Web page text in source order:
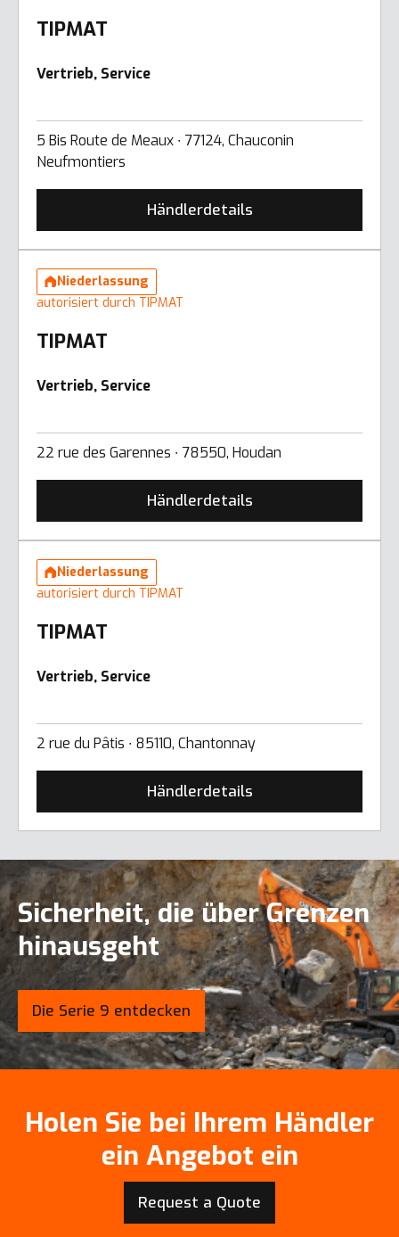
TIPMAT
Vertrieb, Service
5 Bis Route de Meaux ∙ 77124, Chauconin
Neufmontiers
Händlerdetails
Niederlassung
autorisiert durch TIPMAT
TIPMAT
Vertrieb, Service
22 rue des Garennes ∙ 78550, Houdan
Händlerdetails
Niederlassung
autorisiert durch TIPMAT
TIPMAT
Vertrieb, Service
2 rue du Pâtis ∙ 85110, Chantonnay
Händlerdetails
Sicherheit, die über Grenzen
hinausgeht
Die Serie 9 entdecken
Holen Sie bei Ihrem Händler
ein Angebot ein
Request a Quote